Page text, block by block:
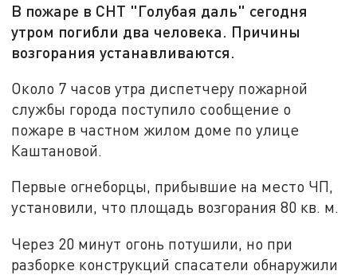
В пожаре в СНТ "Голубая даль" сегодня
утром погибли два человека. Причины
возгорания устанавливаются.
Около 7 часов утра диспетчеру пожарной
службы города поступило сообщение о
пожаре в частном жилом доме по улице
Каштановой.
Первые огнеборцы, прибывшие на место ЧП,
установили, что площадь возгорания 80 кв. м.
Через 20 минут огонь потушили, но при
разборке конструкций спасатели обнаружили